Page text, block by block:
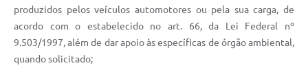
produzidos pelos veículos automotores ou pela sua carga, de
acordo com o estabelecido no art. 66, da Lei Federal nº
9.503/1997, além de dar apoio às específicas de órgão ambiental,
quando solicitado;